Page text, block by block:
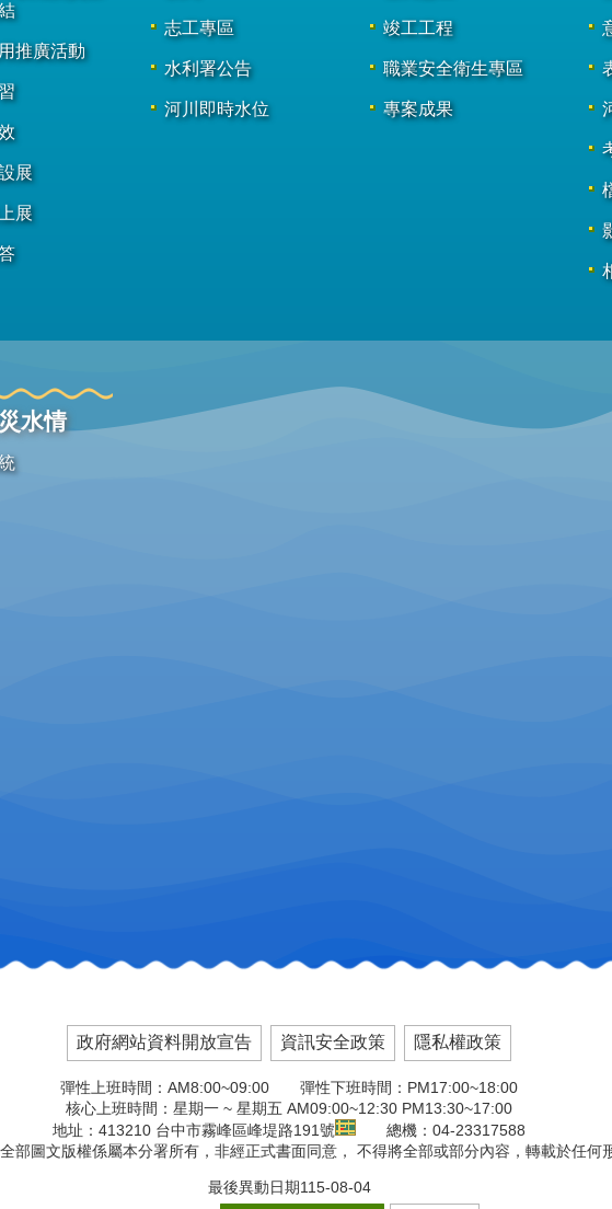
推廣活動
展
展
志工專區
水利署公告
河川即時水位
竣工工程
職業安全衛生專區
專案成果
水情
政府網站資料開放宣告 資訊安全政策 隱私權政策
彈性上班時間：AM8:00~09:00 彈性下班時間：PM17:00~18:00
核心上班時間：星期一 ~ 星期五 AM09:00~12:30 PM13:30~17:00
地址：413210 台中市霧峰區峰堤路191號
總機：04-23317588
部圖文版權係屬本分署所有，非經正式書面同意， 不得將全部或部分內容，轉載於任何
最後異動日期115-08-04